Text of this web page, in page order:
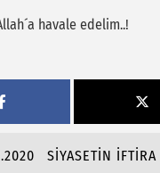
havale edelim..!
SİYASETİN